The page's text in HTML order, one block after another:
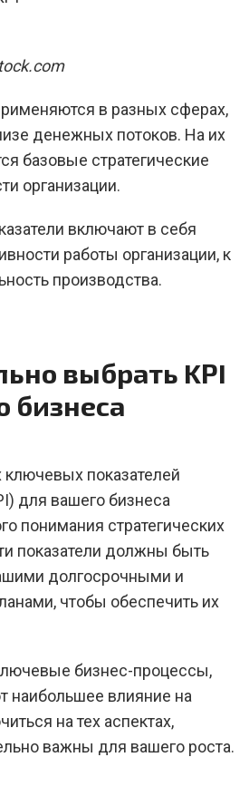
в разных сферах,
денежных потоков. На их
базовые стратегические
организации.
включают в себя
работы организации, к
производства.
выбрать KPI
бизнеса
показателей
для вашего бизнеса
понимания стратегических
показатели должны быть
долгосрочными и
чтобы обеспечить их
бизнес-процессы,
наибольшее влияние на
на тех аспектах,
важны для вашего роста.